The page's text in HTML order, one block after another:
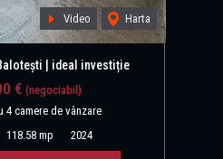
Video Harta
| ideal investiție
€ (negociabil)
4 camere de vânzare
118.58 mp 2024